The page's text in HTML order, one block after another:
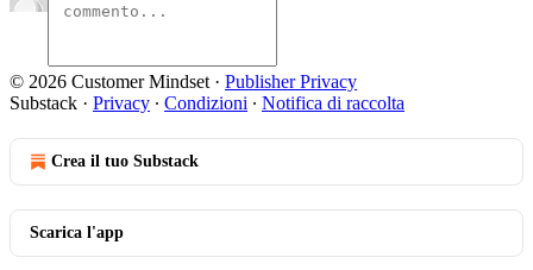
© 2026 Customer Mindset · Publisher Privacy
Substack · Privacy ∙ Condizioni ∙ Notifica di raccolta
Crea il tuo Substack
Scarica l'app